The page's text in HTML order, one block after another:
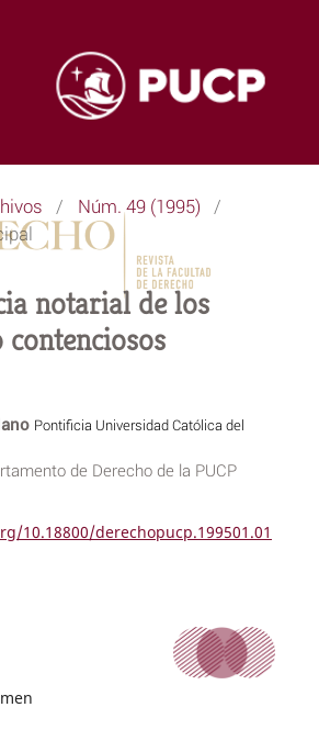
/ Núm. 49 (1995) /
notarial de los
contenciosos
Pontificia Universidad Católica del
de Derecho de la PUCP
10.18800/derechopucp.199501.01